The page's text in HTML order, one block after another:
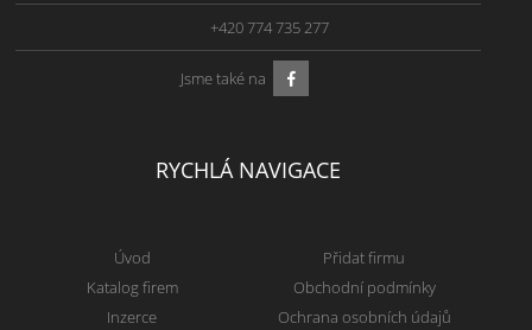
+420 774 735 277
Jsme také na
RYCHLÁ NAVIGACE
Úvod
Katalog firem
Inzerce
Přidat firmu
Obchodní podmínky
Ochrana osobních údajů